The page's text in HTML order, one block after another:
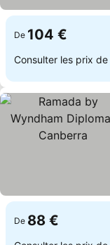
De 104 €
Consulter les prix de
De 88 €